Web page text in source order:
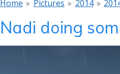
Home » Pictures » 2014 »
Nadi doing